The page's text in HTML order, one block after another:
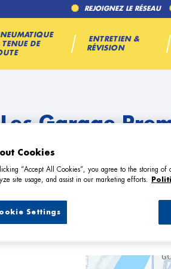
REJOIGNEZ LE RÉSEAU
DE
ENTRETIEN &
RÉVISION
Les Garage
1 Garage
Cookies
“Accept All Cookies”, you agree to the storing of
site usage, and assist in our marketing efforts.
Settings